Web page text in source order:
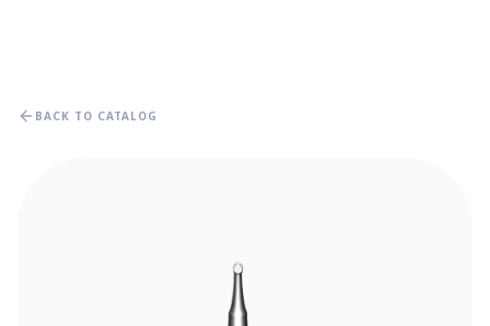
BACK TO CATALOG